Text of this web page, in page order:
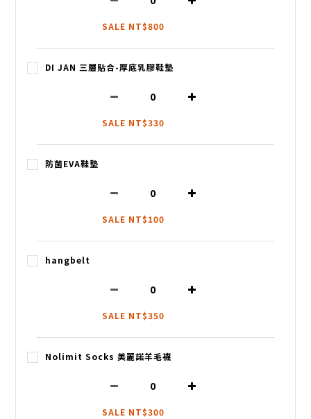
SALE NT$800
DI JAN 三層貼合-厚底乳膠鞋墊
SALE NT$330
防菌EVA鞋墊
SALE NT$100
hangbelt
SALE NT$350
Nolimit Socks 美麗諾羊毛襪
SALE NT$300